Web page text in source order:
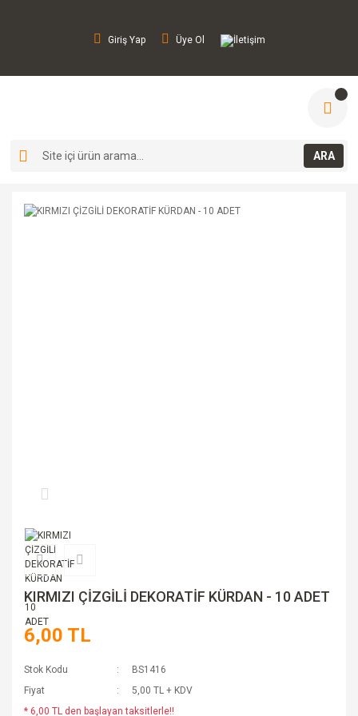
Giriş Yap Üye Ol İletişim
ARA
KIRMIZI ÇİZGİLİ DEKORATİF KÜRDAN - 10 ADET
6,00 TL
Stok Kodu
BS1416
Fiyat
5,00 TL + KDV
* 6,00 TL den başlayan taksitlerle!!